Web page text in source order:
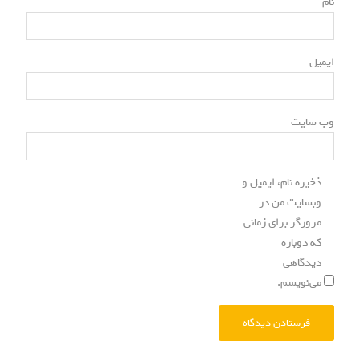
ایمیل*
وب‌ سایت
ذخیره نام، ایمیل و
وبسایت من در
مرورگر برای زمانی
که دوباره
دیدگاهی
می‌نویسم.